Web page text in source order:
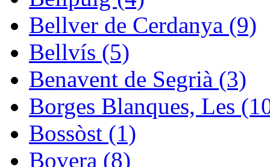
Bellver de Cerdanya (9)
Bellvís (5)
Benavent de Segrià (3)
Borges Blanques, Les
Bossòst (1)
Bovera (8)